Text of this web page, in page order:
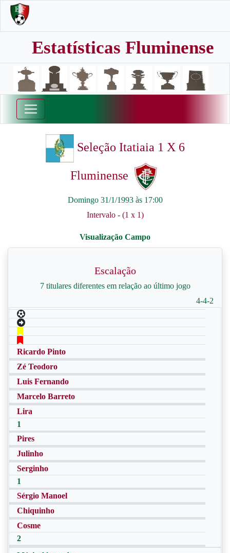
Estatísticas Fluminense
Seleção Itatiaia 1 X 6
Fluminense
Domingo 31/1/1993 às 17:00
Intervalo - (1 x 1)
Escalação
7 titulares diferentes em relação ao último jogo
4-4-2
Ricardo Pinto
Zé Teodoro
Luis Fernando
Marcelo Barreto
Lira
1
Pires
Julinho
Serginho
1
Sérgio Manoel
Chiquinho
Cosme
2